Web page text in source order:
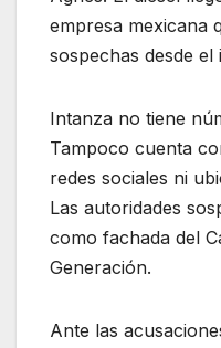
empresa mexicana
sospechas desde el
Intanza no tiene
Tampoco cuenta
redes sociales ni
Las autoridades
como fachada del
Generación.
Ante las